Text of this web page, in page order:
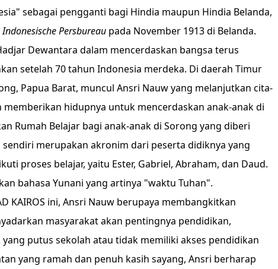
sebagai pengganti bagi Hindia maupun Hindia Belanda,
Indonesische Persbureau pada November 1913 di Belanda.
Dewantara dalam mencerdaskan bangsa terus
setelah 70 tahun Indonesia merdeka. Di daerah Timur
Papua Barat, muncul Ansri Nauw yang melanjutkan cita-
hidupnya untuk mencerdaskan anak-anak di
Rumah Belajar bagi anak-anak di Sorong yang diberi
sendiri merupakan akronim dari peserta didiknya yang
proses belajar, yaitu Ester, Gabriel, Abraham, dan Daud.
bahasa Yunani yang artinya "waktu Tuhan".
KAIROS ini, Ansri Nauw berupaya membangkitkan
masyarakat akan pentingnya pendidikan,
putus sekolah atau tidak memiliki akses pendidikan
yang ramah dan penuh kasih sayang, Ansri berharap